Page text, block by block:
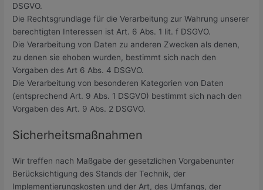
DSGVO.
Die Rechtsgrundlage für die Verarbeitung zur Wahrung unserer
berechtigten Interessen ist Art. 6 Abs. 1 lit. f DSGVO.
Die Verarbeitung von Daten zu anderen Zwecken als denen,
zu denen sie ehoben wurden, bestimmt sich nach den
Vorgaben des Art 6 Abs. 4 DSGVO.
Die Verarbeitung von besonderen Kategorien von Daten
(entsprechend Art. 9 Abs. 1 DSGVO) bestimmt sich nach den
Vorgaben des Art. 9 Abs. 2 DSGVO.
Sicherheitsmaßnahmen
Wir treffen nach Maßgabe der gesetzlichen Vorgabenunter
Berücksichtigung des Stands der Technik, der
Implementierungskosten und der Art, des Umfangs, der